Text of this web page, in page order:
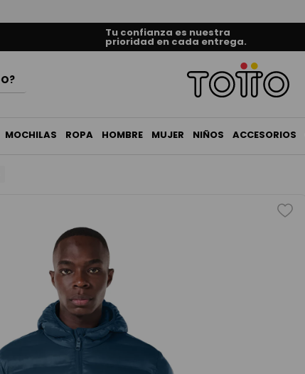
Tu confianza es nuestra
prioridad en cada entrega.
MOCHILAS ROPA HOMBRE MUJER NIÑOS ACCESORIOS